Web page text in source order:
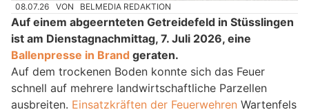
08.07.26 VON BELMEDIA REDAKTION
Auf einem abgeernteten Getreidefeld in Stüsslingen
ist am Dienstagnachmittag, 7. Juli 2026, eine
Ballenpresse in Brand geraten.
Auf dem trockenen Boden konnte sich das Feuer
schnell auf mehrere landwirtschaftliche Parzellen
ausbreiten. Einsatzkräften der Feuerwehren Wartenfels